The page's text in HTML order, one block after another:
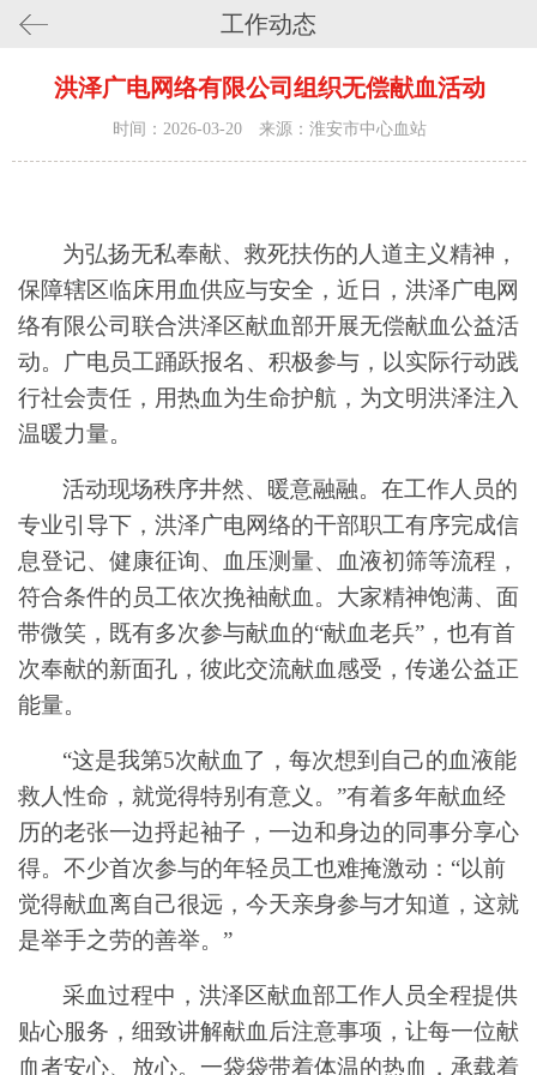
工作动态
洪泽广电网络有限公司组织无偿献血活动
时间：2026-03-20 来源：淮安市中心血站
为弘扬无私奉献、救死扶伤的人道主义精神，
保障辖区临床用血供应与安全，近日，洪泽广电网
络有限公司联合洪泽区献血部开展无偿献血公益活
动。广电员工踊跃报名、积极参与，以实际行动践
行社会责任，用热血为生命护航，为文明洪泽注入
温暖力量。
活动现场秩序井然、暖意融融。在工作人员的
专业引导下，洪泽广电网络的干部职工有序完成信
息登记、健康征询、血压测量、血液初筛等流程，
符合条件的员工依次挽袖献血。大家精神饱满、面
带微笑，既有多次参与献血的“献血老兵”，也有首
次奉献的新面孔，彼此交流献血感受，传递公益正
能量。
“这是我第5次献血了，每次想到自己的血液能
救人性命，就觉得特别有意义。”有着多年献血经
历的老张一边捋起袖子，一边和身边的同事分享心
得。不少首次参与的年轻员工也难掩激动：“以前
觉得献血离自己很远，今天亲身参与才知道，这就
是举手之劳的善举。”
采血过程中，洪泽区献血部工作人员全程提供
贴心服务，细致讲解献血后注意事项，让每一位献
血者安心、放心。一袋袋带着体温的热血，承载着